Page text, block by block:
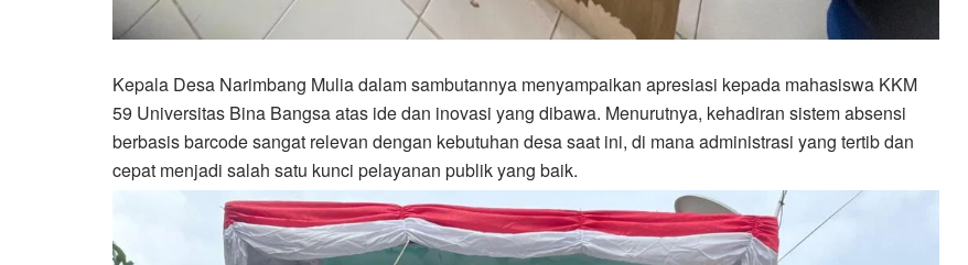
Kepala Desa Narimbang Mulia dalam sambutannya menyampaikan apresiasi kepada mahasiswa KKM
59 Universitas Bina Bangsa atas ide dan inovasi yang dibawa. Menurutnya, kehadiran sistem absensi
berbasis barcode sangat relevan dengan kebutuhan desa saat ini, di mana administrasi yang tertib dan
cepat menjadi salah satu kunci pelayanan publik yang baik.